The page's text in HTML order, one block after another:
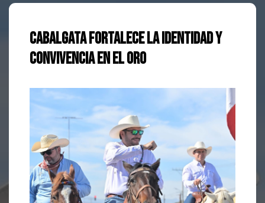
Cabalgata fortalece la identidad y
convivencia en El Oro